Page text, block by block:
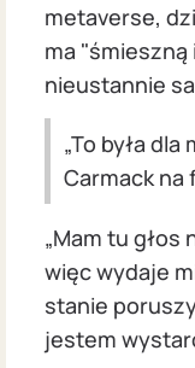
metaverse,
ma "śmieszną
nieustannie
„To była dla
Carmack
„Mam tu
więc wydaje
stanie
jestem